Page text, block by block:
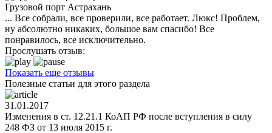
Грузовой порт Астрахань
... Все собрали, все проверили, все работает. Люкс! Проблем,
ну абсолютно никаких, большое вам спасибо! Все
понравилось, все исключительно.
Прослушать отзыв:
Показать еще отзывы
Полезные статьи для этого раздела
31.01.2017
Изменения в ст. 12.21.1 КоАП РФ после вступления в силу
248 ФЗ от 13 июля 2015 г.